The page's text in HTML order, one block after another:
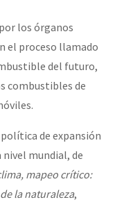
los órganos
el proceso llamado
del futuro,
combustibles de
de expansión
mundial, de
mapeo crítico:
la naturaleza,